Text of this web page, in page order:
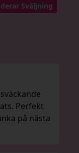
Sväljning
Perfekt
på nästa